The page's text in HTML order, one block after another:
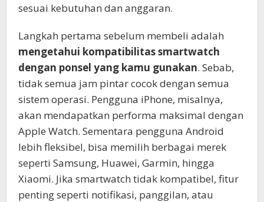
sesuai kebutuhan dan anggaran.
Langkah pertama sebelum membeli adalah
mengetahui kompatibilitas smartwatch
dengan ponsel yang kamu gunakan. Sebab,
tidak semua jam pintar cocok dengan semua
sistem operasi. Pengguna iPhone, misalnya,
akan mendapatkan performa maksimal dengan
Apple Watch. Sementara pengguna Android
lebih fleksibel, bisa memilih berbagai merek
seperti Samsung, Huawei, Garmin, hingga
Xiaomi. Jika smartwatch tidak kompatibel, fitur
penting seperti notifikasi, panggilan, atau